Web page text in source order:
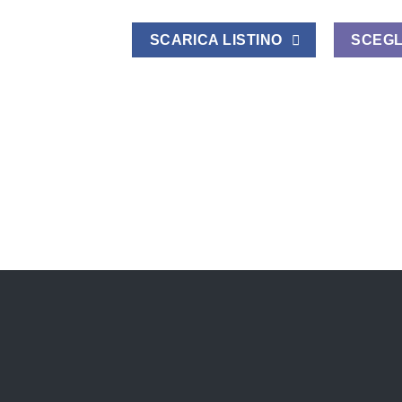
SCARICA LISTINO